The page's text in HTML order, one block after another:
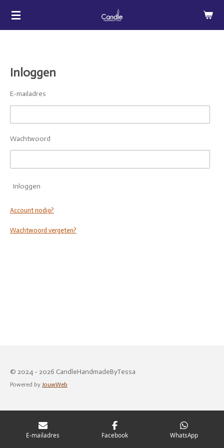
Ga
Inloggen
E-mailadres
Wachtwoord
Inloggen
Account nodig?
Wachtwoord vergeten?
© 2024 - 2026 CandleHandmadeByTessa
Powered by JouwWeb
E-mailadres Facebook WhatsApp